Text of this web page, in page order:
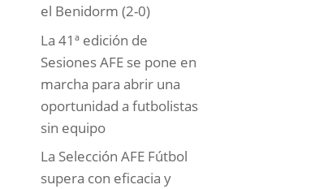
el Benidorm (2-0)
La 41ª edición de
Sesiones AFE se pone en
marcha para abrir una
oportunidad a futbolistas
sin equipo
La Selección AFE Fútbol
supera con eficacia y